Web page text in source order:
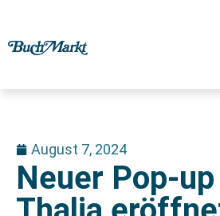
August 7, 2024
Neuer Pop-